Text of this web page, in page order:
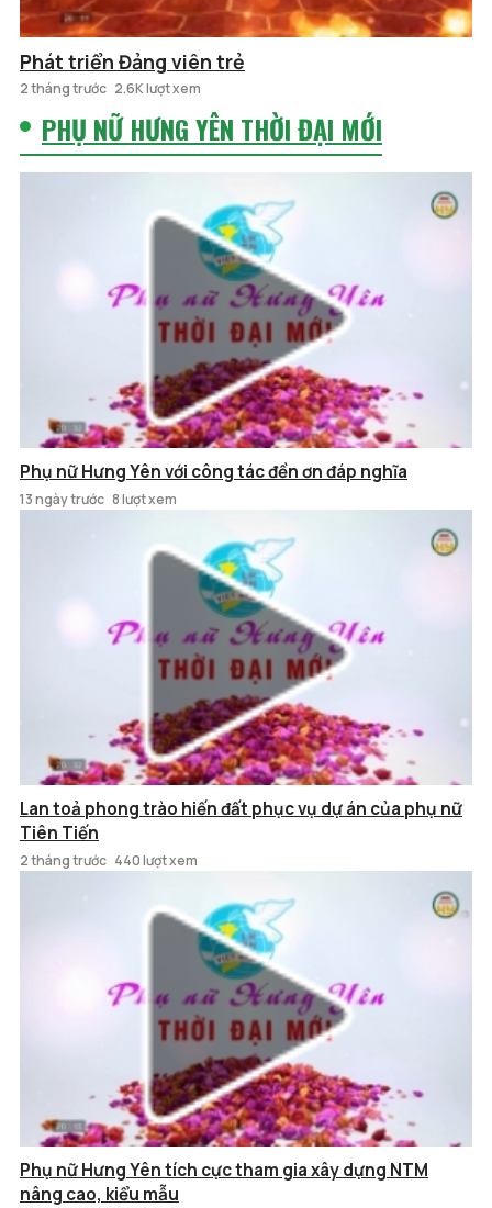
Phát triển Đảng viên trẻ
2 tháng trước 2.6K lượt xem
PHỤ NỮ HƯNG YÊN THỜI ĐẠI MỚI
Phụ nữ Hưng Yên với công tác đền ơn đáp nghĩa
13 ngày trước 8 lượt xem
Lan toả phong trào hiến đất phục vụ dự án của phụ nữ
Tiên Tiến
2 tháng trước 440 lượt xem
Phụ nữ Hưng Yên tích cực tham gia xây dựng NTM
nâng cao, kiểu mẫu